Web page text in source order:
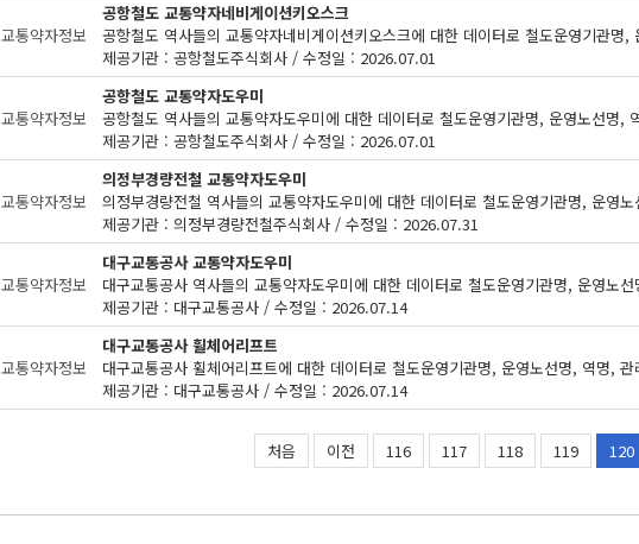
교통약자정보
공항철도 교통약자네비게이션키오스크
제공기관 : 공항철도주식회사 / 수정일 : 2026.07.01
교통약자정보
공항철도 교통약자도우미
제공기관 : 공항철도주식회사 / 수정일 : 2026.07.01
교통약자정보
의정부경량전철 교통약자도우미
제공기관 : 의정부경량전철주식회사 / 수정일 : 2026.07.31
교통약자정보
대구교통공사 교통약자도우미
제공기관 : 대구교통공사 / 수정일 : 2026.07.14
교통약자정보
대구교통공사 휠체어리프트
제공기관 : 대구교통공사 / 수정일 : 2026.07.14
처음 이전 116 117 118 119 120